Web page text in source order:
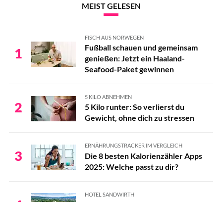
Die 11 leckersten Rezepte mit Reis
Die 11 leckersten Rezepte mit Reis
Die 11 leckersten Rezepte mit Reis
Die 11 leckersten Rezepte mit Reis
Die 11 leckersten Rezepte mit Reis
Die 11 leckersten Rezepte mit Reis
MEIST GELESEN
1
FISCH AUS NORWEGEN
Fußball schauen und gemeinsam
genießen: Jetzt ein Haaland-
Seafood-Paket gewinnen
2
5 KILO ABNEHMEN
5 Kilo runter: So verlierst du
Gewicht, ohne dich zu stressen
3
ERNÄHRUNGSTRACKER IM VERGLEICH
Die 8 besten Kalorienzähler Apps
2025: Welche passt zu dir?
HOTEL SANDWIRTH